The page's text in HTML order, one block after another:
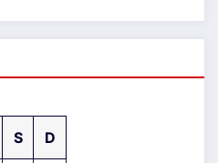
S D